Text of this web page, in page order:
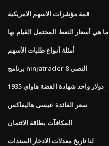
قمة مؤشرات الاسهم الامريكية
ما هي أسعار النفط المحتمل القيام بها
أمثلة أنواع طلبات الأسهم
برنامج ninjatrader 8 النصي
1935 دولار واحد شهادة الفضة هاواي
سعر الفائدة عيسى هاليفاكس
المكافآت بطاقة الائتمان
لنا تاريخ معدلات الادخار السندات